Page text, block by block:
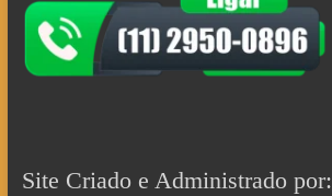
Site Criado e Administrado por: